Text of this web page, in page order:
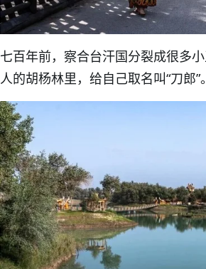
七百年前，察合台汗国分裂成很多
的胡杨林里，给自己取名叫“刀郎”。